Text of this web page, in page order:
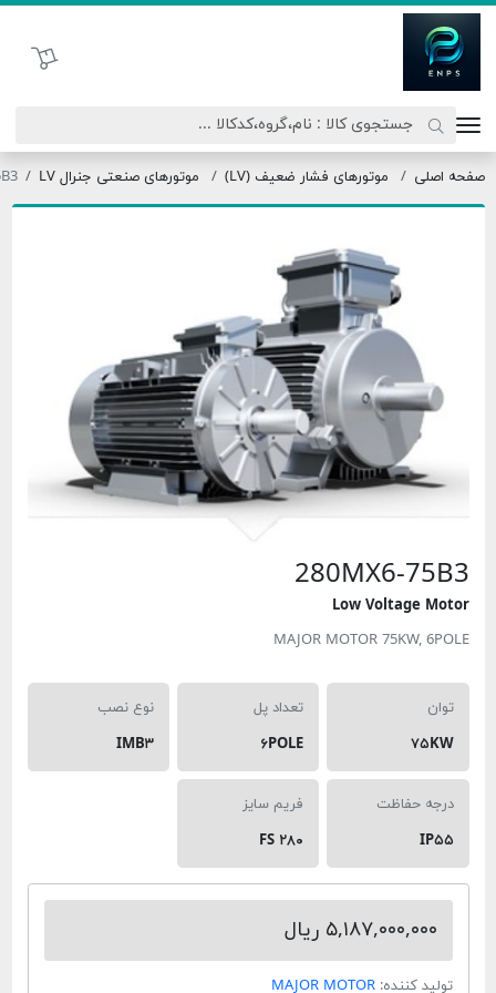
اتحاد نیروی پیشگام صنعت
موتورهای فشار ضعیف (LV) موتورهای صنعتی جنرال LV 75B3
280MX6-
Low
MAJOR MOTOR 75KW,
حفاظت
ریال
کننده: MAJOR MOTOR